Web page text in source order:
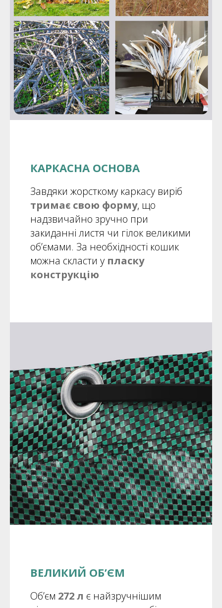
КАРКАСНА ОСНОВА
Завдяки жорсткому каркасу виріб
тримає свою форму, що
надзвичайно зручно при
закиданні листя чи гілок великими
об’ємами. За необхідності кошик
можна скласти у пласку
конструкцію
ВЕЛИКИЙ ОБ’ЄМ
Об’єм 272 л є найзручнішим